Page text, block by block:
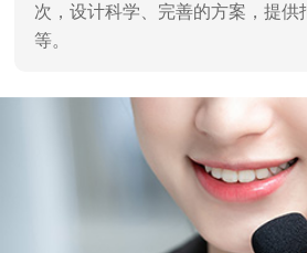
次，设计科学、完善的方案，提供
等。